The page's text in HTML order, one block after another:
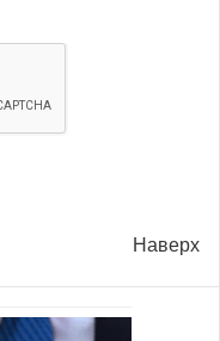
Наверх